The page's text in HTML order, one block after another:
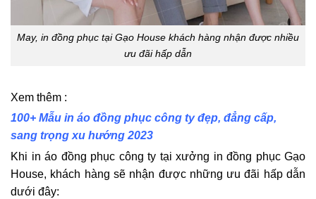
May, in đồng phục tại Gạo House khách hàng nhận được nhiều
ưu đãi hấp dẫn
Xem thêm :
100+ Mẫu in áo đồng phục công ty đẹp, đẳng cấp,
sang trọng xu hướng 2023
Khi in áo đồng phục công ty tại xưởng in đồng phục Gạo
House, khách hàng sẽ nhận được những ưu đãi hấp dẫn
dưới đây: